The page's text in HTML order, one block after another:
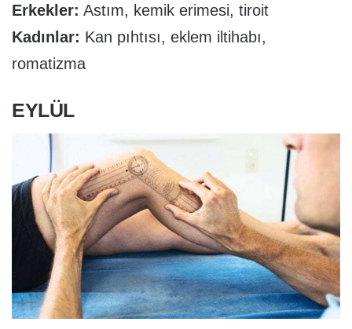
Erkekler: Astım, kemik erimesi, tiroit
Kadınlar: Kan pıhtısı, eklem iltihabı,
romatizma
EYLÜL